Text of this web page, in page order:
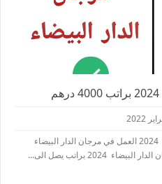
البحث عن عمل في مرجان الدار البيضاء 2024 العمل في مرجان الدار البيضاء